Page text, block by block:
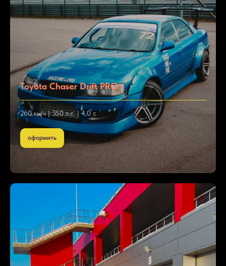
Toyota Chaser Drift PRO
260 км/ч | 350 л.с. | 4,0 с
оформить